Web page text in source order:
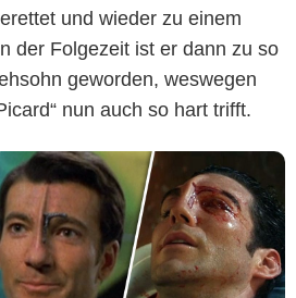
und wieder zu einem
der Folgezeit ist er dann zu so
geworden, weswegen
nun auch so hart trifft.